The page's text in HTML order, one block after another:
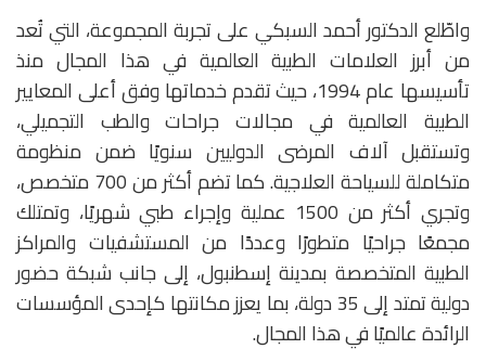
واطّلع الدكتور أحمد السبكي على تجربة المجموعة، التي تُعد
من أبرز العلامات الطبية العالمية في هذا المجال منذ
تأسيسها عام 1994، حيث تقدم خدماتها وفق أعلى المعايير
الطبية العالمية في مجالات جراحات والطب التجميلي،
وتستقبل آلاف المرضى الدوليين سنويًا ضمن منظومة
متكاملة للسياحة العلاجية. كما تضم أكثر من 700 متخصص،
وتجري أكثر من 1500 عملية وإجراء طبي شهريًا، وتمتلك
مجمعًا جراحيًا متطورًا وعددًا من المستشفيات والمراكز
الطبية المتخصصة بمدينة إسطنبول، إلى جانب شبكة حضور
دولية تمتد إلى 35 دولة، بما يعزز مكانتها كإحدى المؤسسات
الرائدة عالميًا في هذا المجال.